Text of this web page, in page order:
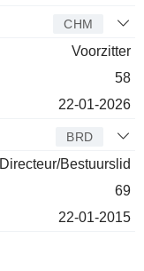
CHM
Voorzitter
58
22-01-2026
BRD
Directeur/Bestuurslid
69
22-01-2015